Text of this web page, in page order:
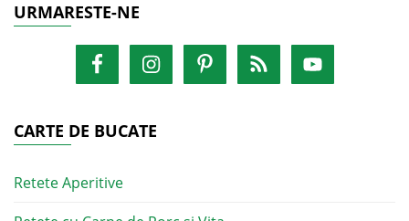
URMARESTE-NE
CARTE DE BUCATE
Retete Aperitive